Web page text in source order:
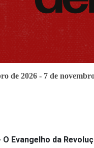
de 2026 - 7 de
Evangelho da